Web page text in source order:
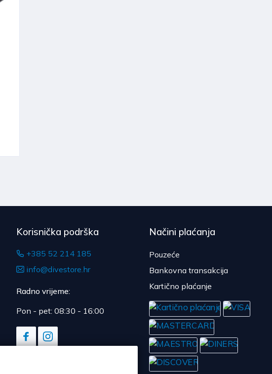
Korisnička podrška
+385 52 214 185
info@divestore.hr
Radno vrijeme:
Pon - pet: 08:30 - 16:00
Načini plaćanja
Pouzeće
Bankovna transakcija
Kartično plaćanje